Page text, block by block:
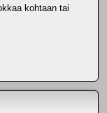
kohtaan tai